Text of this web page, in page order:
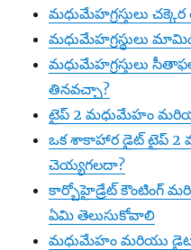
మధుమేహగ్రస్తులు
మధుమేహగ్రస్థులు
మధుమేహగ్రస్తులు
తినవచ్చా?
టైప్ 2 మధుమేహం
ఒక శాకాహార డైట్ టైప్
చెయ్యగలదా?
కార్బోహైడ్రేట్ కౌంటింగ్
ఏమి తెలుసుకోవాలి
మధుమేహం మరియు